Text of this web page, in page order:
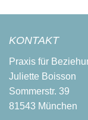
KONTAKT
Praxis für
Juliette Boisson
Sommerstr. 39
81543 München